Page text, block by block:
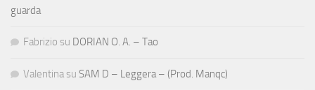
guarda
Fabrizio su DORIAN O. A. – Tao
Valentina su SAM D – Leggera – (Prod. Manqc)